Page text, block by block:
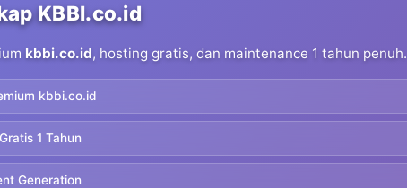
KBBI.co.id
kbbi.co.id, hosting gratis, dan maintenance 1 tahun penuh.
kbbi.co.id
1 Tahun
Generation